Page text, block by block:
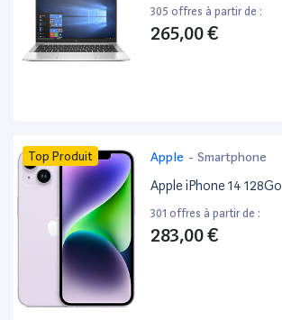
305 offres à partir de :
265,00 €
Top Produit Apple - Smartphone
Apple iPhone 14 128Go
301 offres à partir de :
283,00 €